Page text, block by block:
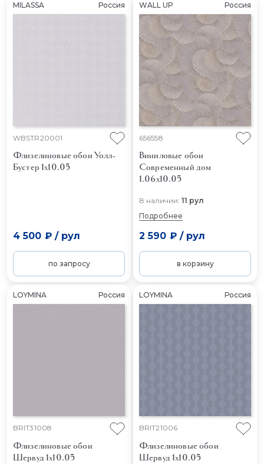
MILASSA Россия
WBSTR20001
Флизелиновые обои Уолл-
Бустер 1x10.05
4 500 ₽/ рул
по запросу
WALL UP Россия
656558
Виниловые обои
Современный дом
1.06x10.05
В наличии: 11 рул
Подробнее
2 590 ₽/ рул
в корзину
LOYMINA Россия
BRIT31008
Флизелиновые обои
Шервуд 1x10.05
LOYMINA Россия
BRIT21006
Флизелиновые обои
Шервуд 1x10.05